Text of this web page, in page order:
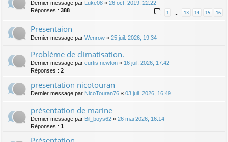
Dernier message par Luke08 « 26 oct. 2019, 22:22
Réponses : 388 1 … 13 14 15 16
Presentaion
Dernier message par Wenrow « 25 juil. 2026, 19:34
Problème de climatisation.
Dernier message par curtis newton « 16 juil. 2026, 17:42
Réponses : 2
presentation nicotouran
Dernier message par NicoTouran76 « 03 juil. 2026, 16:49
présentation de marine
Dernier message par Bil_boys62 « 26 mai 2026, 16:14
Réponses : 1